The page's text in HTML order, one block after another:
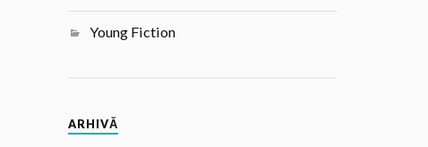
Young Fiction
ARHIVĂ